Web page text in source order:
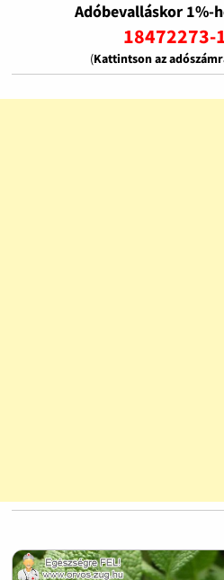
Adóbevalláskor 1%-
18472273-
(Kattintson az